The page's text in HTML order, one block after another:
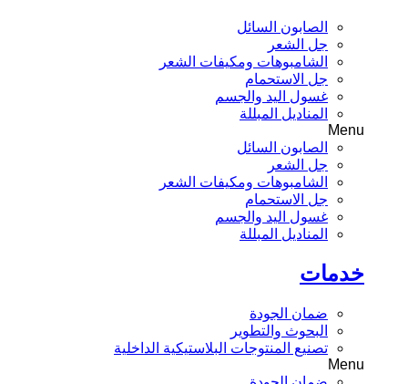
الصابون السائل
جل الشعر
الشامبوهات ومكيفات الشعر
جل الاستحمام
غسول اليد والجسم
المناديل المبللة
Menu
الصابون السائل
جل الشعر
الشامبوهات ومكيفات الشعر
جل الاستحمام
غسول اليد والجسم
المناديل المبللة
خدمات
ضمان الجودة
البحوث والتطوير
تصنيع المنتوجات البلاستيكية الداخلية
Menu